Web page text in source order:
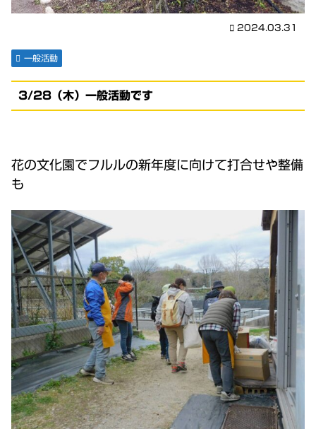
2024.03.31
一般活動
3/28（木）一般活動です
花の文化園でフルルの新年度に向けて打合せや整備
も